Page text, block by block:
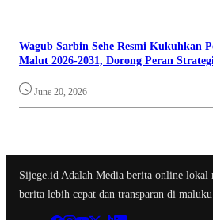
Wagub Sarbin Sehe Resmi Kukuhkan
Malut 2026-2031, Dorong Peran
June 20, 2026
Sijege.id Adalah Media berita online lokal
berita lebih cepat dan transparan di